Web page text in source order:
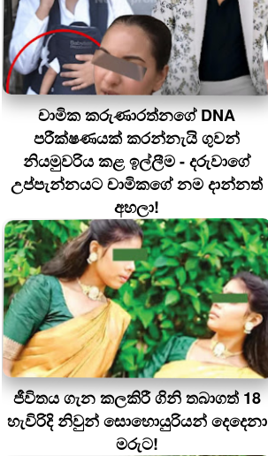
චාමික කරුණාරත්නගේ DNA
පරීක්ෂණයක් කරන්නැයි ගුවන්
නියමුවරිය කළ ඉල්ලීම - දරුවාගේ
උප්පැන්නයට චාමිකගේ නම දාන්නත්
අහලා!
ජීවිතය ගැන කලකිරී ගිනි තබාගත් 18
හැවිරිදි නිවුන් සොහොයුරියන් දෙදෙනා
මරුට!